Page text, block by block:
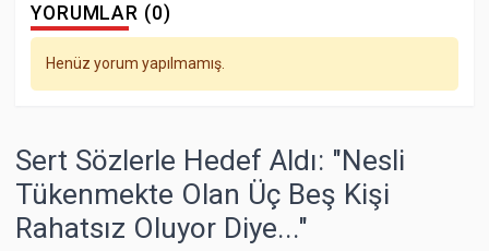
YORUMLAR (0)
Henüz yorum yapılmamış.
Sert Sözlerle Hedef Aldı: "Nesli
Tükenmekte Olan Üç Beş Kişi
Rahatsız Oluyor Diye..."